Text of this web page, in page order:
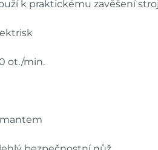
k praktickému zavěšení
ot./min.